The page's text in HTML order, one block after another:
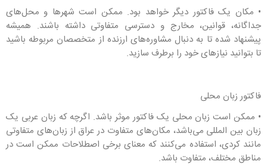
• مکان یک فاکتور دیگر خواهد بود. ممکن است شهرها و محل‌های
جداگانه، قوانین، مخارج و دسترسی متفاوتی داشته باشند. همیشه
پیشنهاد شده تا به دنبال مشاوره‌های ارزنده از متخصصان مربوطه باشید
تا بتوانید نیازهای خود را برطرف سازید.
فاکتور زبان محلی
• ممکن است زبان محلی یک فاکتور موثر باشد. اگرچه که زبان عربی یک
زبان بین المللی می‌باشد، مکان‌های متفاوت در عراق از زبان‌های متفاوتی
مانند کردی، استفاده می‌کنند که معنای برخی اصطلاحات ممکن است در
مناطق مختلف، متفاوت باشد.